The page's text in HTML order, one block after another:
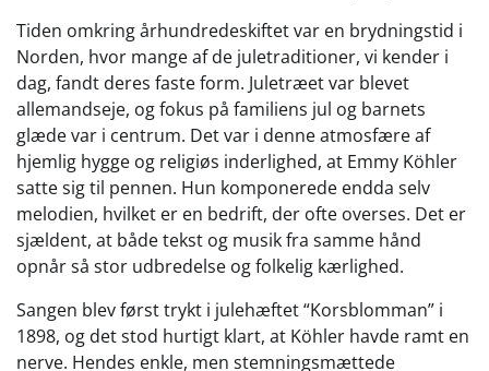
Tiden omkring århundredeskiftet var en brydningstid i
Norden, hvor mange af de juletraditioner, vi kender i
dag, fandt deres faste form. Juletræet var blevet
allemandseje, og fokus på familiens jul og barnets
glæde var i centrum. Det var i denne atmosfære af
hjemlig hygge og religiøs inderlighed, at Emmy Köhler
satte sig til pennen. Hun komponerede endda selv
melodien, hvilket er en bedrift, der ofte overses. Det er
sjældent, at både tekst og musik fra samme hånd
opnår så stor udbredelse og folkelig kærlighed.
Sangen blev først trykt i julehæftet “Korsblomman” i
1898, og det stod hurtigt klart, at Köhler havde ramt en
nerve. Hendes enkle, men stemningsmættede